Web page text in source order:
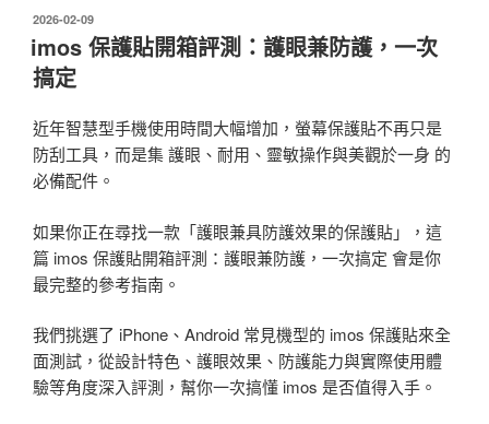
發
佈
於
2026-02-09
imos 保護貼開箱評測：護眼兼防護，一次
搞定
近年智慧型手機使用時間大幅增加，螢幕保護貼不再只是
防刮工具，而是集 護眼、耐用、靈敏操作與美觀於一身 的
必備配件。
如果你正在尋找一款「護眼兼具防護效果的保護貼」，這
篇 imos 保護貼開箱評測：護眼兼防護，一次搞定 會是你
最完整的參考指南。
我們挑選了 iPhone、Android 常見機型的 imos 保護貼來全
面測試，從設計特色、護眼效果、防護能力與實際使用體
驗等角度深入評測，幫你一次搞懂 imos 是否值得入手。